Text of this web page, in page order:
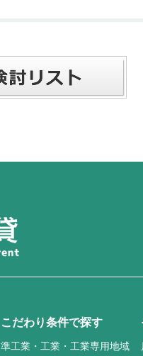
こだわり条件で探す
準工業・工業・工業専用地域